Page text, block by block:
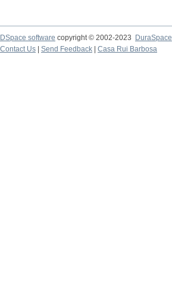
DSpace software copyright © 2002-2023
DuraSpace
Contact Us
Send Feedback Casa Rui Barbosa